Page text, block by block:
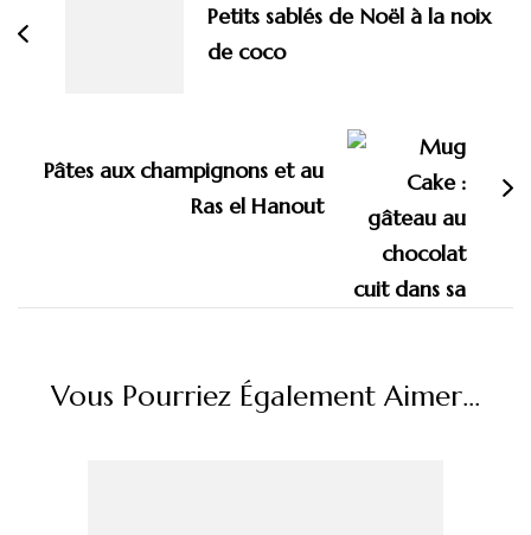
Petits sablés de Noël à la noix
de coco
Pâtes aux champignons et au
Ras el Hanout
Vous Pourriez Également Aimer...